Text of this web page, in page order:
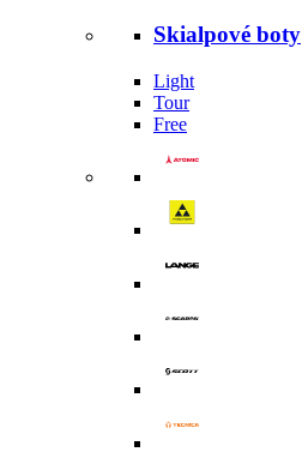
Skialpové boty
Light
Tour
Free